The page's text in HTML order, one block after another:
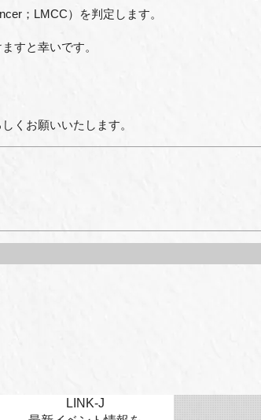
； LMCC）を判定します。
すと幸いです。
くお願いいたします。
LINK-J